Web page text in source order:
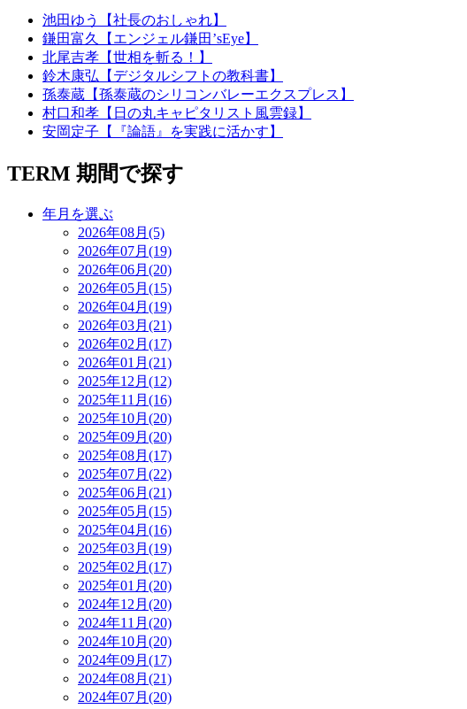
池田ゆう【社長のおしゃれ】
鎌田富久【エンジェル鎌田’sEye】
北尾吉孝【世相を斬る！】
鈴木康弘【デジタルシフトの教科書】
孫泰蔵【孫泰蔵のシリコンバレーエクスプレス】
村口和孝【日の丸キャピタリスト風雲録】
安岡定子【『論語』を実践に活かす】
TERM 期間で探す
年月を選ぶ
2026年08月(5)
2026年07月(19)
2026年06月(20)
2026年05月(15)
2026年04月(19)
2026年03月(21)
2026年02月(17)
2026年01月(21)
2025年12月(12)
2025年11月(16)
2025年10月(20)
2025年09月(20)
2025年08月(17)
2025年07月(22)
2025年06月(21)
2025年05月(15)
2025年04月(16)
2025年03月(19)
2025年02月(17)
2025年01月(20)
2024年12月(20)
2024年11月(20)
2024年10月(20)
2024年09月(17)
2024年08月(21)
2024年07月(20)